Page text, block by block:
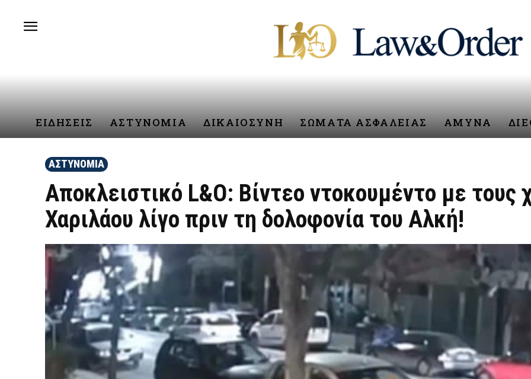
ΕΙΔΗΣΕΙΣ ΑΣΤΥΝΟΜΙΑ ΔΙΚΑΙΟΣΥΝΗ ΣΩΜΑΤΑ ΑΣΦΑΛΕΙΑΣ ΑΜΥΝΑ
ΑΣΤΥΝΟΜΙΑ
Αποκλειστικό L&O: Βίντεο ντοκουμέντο με τους
Χαριλάου λίγο πριν τη δολοφονία του Αλκή!